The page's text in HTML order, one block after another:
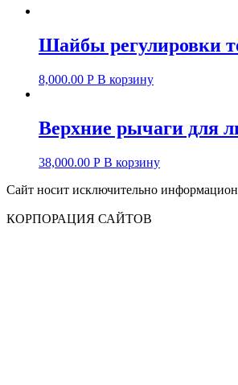
Шайбы регулировки
8,000.00 Р В корзину
Верхние рычаги для
38,000.00 Р В корзину
Сайт носит исключительно
КОРПОРАЦИЯ САЙТОВ